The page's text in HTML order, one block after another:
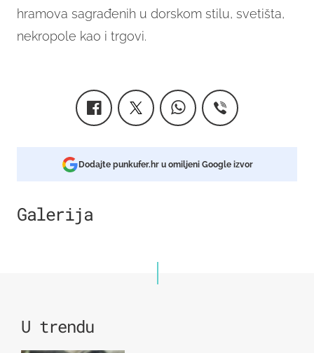
hramova sagrađenih u dorskom stilu, svetišta,
nekropole kao i trgovi.
Dodajte punkufer.hr u omiljeni Google izvor
Galerija
U trendu